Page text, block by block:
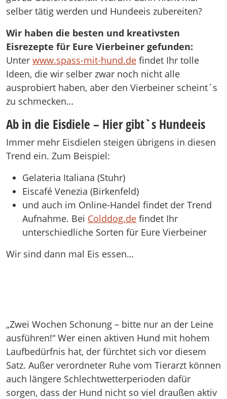
selber tätig werden und Hundeeis zubereiten?
Wir haben die besten und kreativsten
Eisrezepte für Eure Vierbeiner gefunden:
Unter www.spass-mit-hund.de findet Ihr tolle
Ideen, die wir selber zwar noch nicht alle
ausprobiert haben, aber den Vierbeiner scheint´s
zu schmecken…
Ab in die Eisdiele – Hier gibt`s Hundeeis
Immer mehr Eisdielen steigen übrigens in diesen
Trend ein. Zum Beispiel:
Gelateria Italiana (Stuhr)
Eiscafé Venezia (Birkenfeld)
und auch im Online-Handel findet der Trend
Aufnahme. Bei Colddog.de findet Ihr
unterschiedliche Sorten für Eure Vierbeiner
Wir sind dann mal Eis essen…
„Zwei Wochen Schonung – bitte nur an der Leine
ausführen!“ Wer einen aktiven Hund mit hohem
Laufbedürfnis hat, der fürchtet sich vor diesem
Satz. Außer verordneter Ruhe vom Tierarzt können
auch längere Schlechtwetterperioden dafür
sorgen, dass der Hund nicht so viel draußen aktiv